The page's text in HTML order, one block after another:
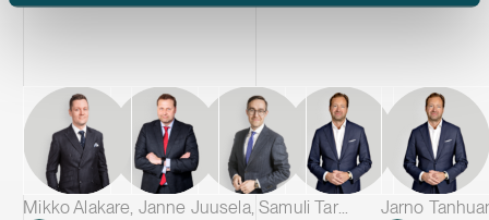
Mikko Alakare, Janne Juusela, Samuli Tarkiainen & Jarno Tanhuanpää Jarno